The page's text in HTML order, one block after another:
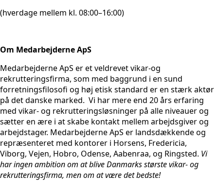
(hverdage mellem kl. 08:00–16:00)
Om Medarbejderne ApS
Medarbejderne ApS er et veldrevet vikar-og
rekrutteringsfirma, som med baggrund i en sund
forretningsfilosofi og høj etisk standard er en stærk aktør
på det danske marked. Vi har mere end 20 års erfaring
med vikar- og rekrutteringsløsninger på alle niveauer og
sætter en ære i at skabe kontakt mellem arbejdsgiver og
arbejdstager. Medarbejderne ApS er landsdækkende og
repræsenteret med kontorer i Horsens, Fredericia,
Viborg, Vejen, Hobro, Odense, Aabenraa, og Ringsted. Vi
har ingen ambition om at blive Danmarks største vikar- og
rekrutteringsfirma, men om at være det bedste!